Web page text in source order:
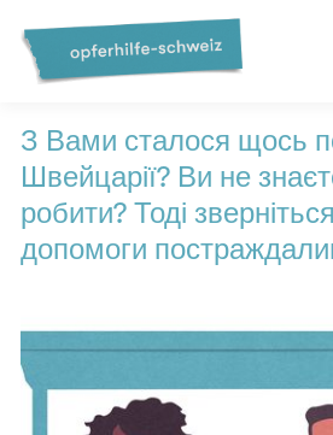
Служба допомоги
постраждалим у
З Вами сталося щось
Швейцарії? Ви не
робити? Тоді
допомоги